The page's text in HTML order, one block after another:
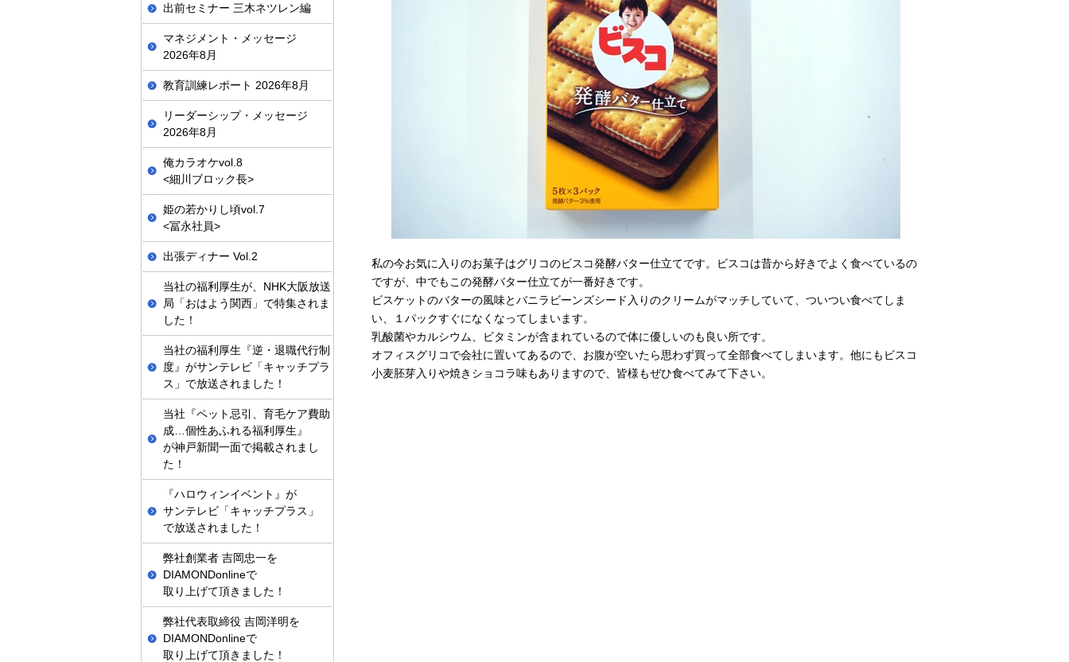
私の今お気に入りのお菓子はグリコのビスコ発酵バター仕立てです。ビスコは昔から好きでよく食べているの
ですが、中でもこの発酵バター仕立てが一番好きです。
ビスケットのバターの風味とバニラビーンズシード入りのクリームがマッチしていて、ついつい食べてしま
い、１パックすぐになくなってしまいます。
乳酸菌やカルシウム、ビタミンが含まれているので体に優しいのも良い所です。
オフィスグリコで会社に置いてあるので、お腹が空いたら思わず買って全部食べてしまいます。他にもビスコ
小麦胚芽入りや焼きショコラ味もありますので、皆様もぜひ食べてみて下さい。
出前セミナー 三木ネツレン編
マネジメント・メッセージ
2026年8月
教育訓練レポート 2026年8月
リーダーシップ・メッセージ
2026年8月
俺カラオケvol.8
<細川ブロック長>
姫の若かりし頃vol.7
<冨永社員>
出張ディナー Vol.2
当社の福利厚生が、NHK大阪放送
局「おはよう関西」で特集されま
した！
当社の福利厚生『逆・退職代行制
度』がサンテレビ「キャッチプラ
ス」で放送されました！
当社『ペット忌引、育毛ケア費助
成…個性あふれる福利厚生』
が神戸新聞一面で掲載されまし
た！
『ハロウィンイベント』が
サンテレビ「キャッチプラス」
で放送されました！
弊社創業者 吉岡忠一を
DIAMONDonlineで
取り上げて頂きました！
弊社代表取締役 吉岡洋明を
DIAMONDonlineで
取り上げて頂きました！